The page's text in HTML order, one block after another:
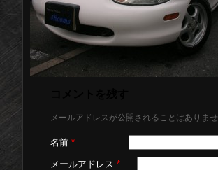
メールアドレスが公開されることはありませ
名前 *
メールアドレス *